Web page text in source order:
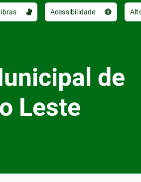
Acessibilidade
de
Leste